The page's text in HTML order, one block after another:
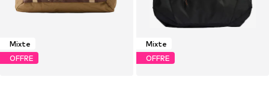
Mixte
OFFRE
Mixte
OFFRE